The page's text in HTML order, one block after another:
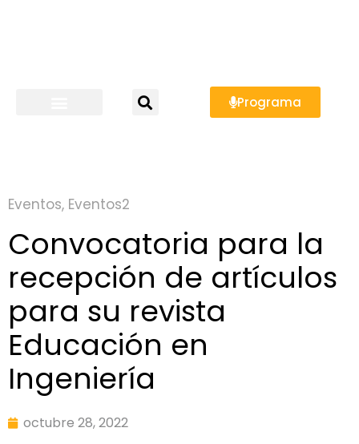
Programa
Eventos, Eventos2
Convocatoria para la
recepción de artículos
para su revista
Educación en
Ingeniería
octubre 28, 2022